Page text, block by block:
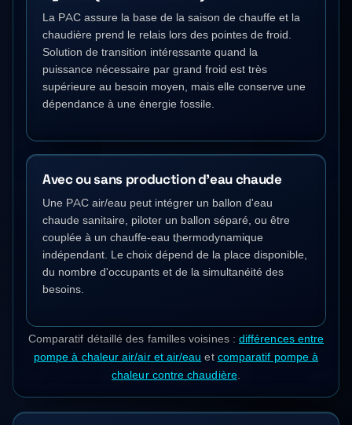
La PAC assure la base de la saison de chauffe et la
chaudière prend le relais lors des pointes de froid.
Solution de transition intéressante quand la
puissance nécessaire par grand froid est très
supérieure au besoin moyen, mais elle conserve une
dépendance à une énergie fossile.
Avec ou sans production d'eau chaude
Une PAC air/eau peut intégrer un ballon d'eau
chaude sanitaire, piloter un ballon séparé, ou être
couplée à un chauffe-eau thermodynamique
indépendant. Le choix dépend de la place disponible,
du nombre d'occupants et de la simultanéité des
besoins.
Comparatif détaillé des familles voisines : différences entre
pompe à chaleur air/air et air/eau et comparatif pompe à
chaleur contre chaudière.